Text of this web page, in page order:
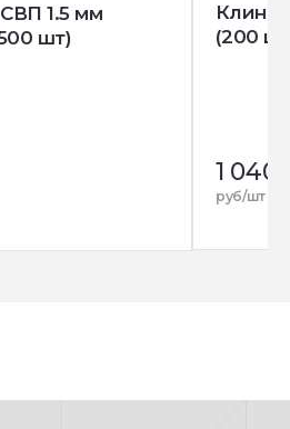
1.5 мм
шт)
Клин
(200
1 040
руб/шт